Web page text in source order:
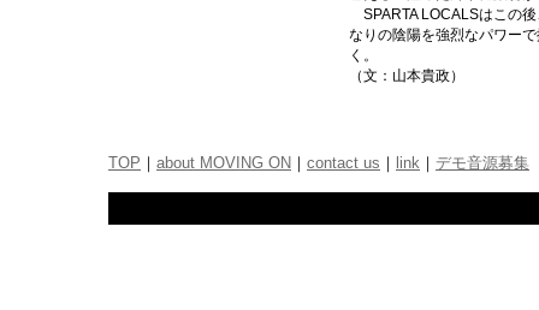
SPARTA LOCALSはこの
なりの陰陽を強烈なパワー
く。
（文：山本貴政）
TOP ｜ about MOVING ON ｜ contact us ｜ link ｜ デモ音源募集